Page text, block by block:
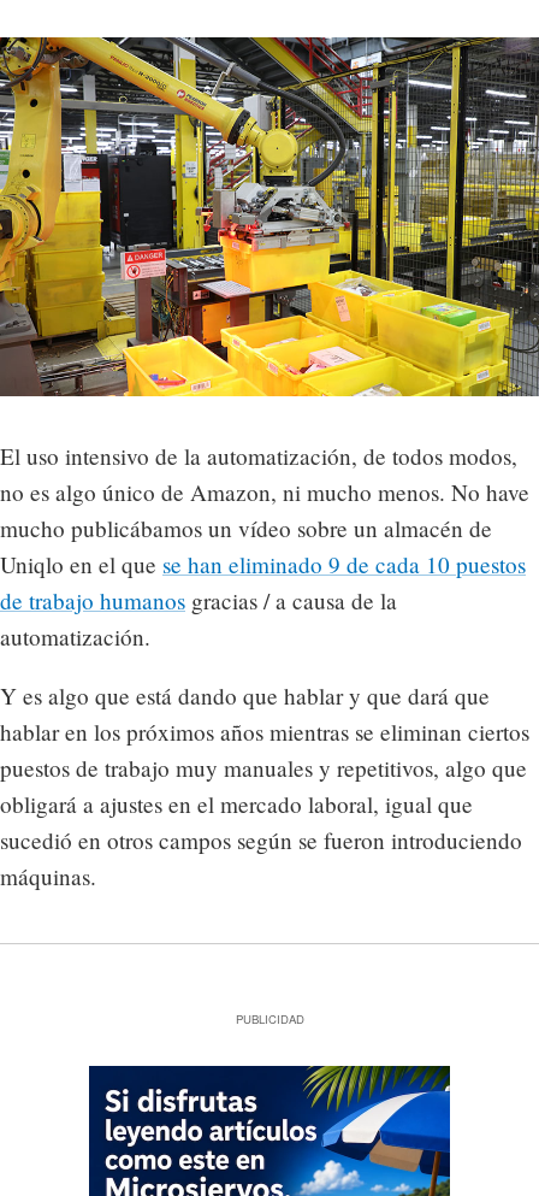
El uso intensivo de la automatización, de todos modos,
no es algo único de Amazon, ni mucho menos. No have
mucho publicábamos un vídeo sobre un almacén de
Uniqlo en el que se han eliminado 9 de cada 10 puestos
de trabajo humanos gracias / a causa de la
automatización.
Y es algo que está dando que hablar y que dará que
hablar en los próximos años mientras se eliminan ciertos
puestos de trabajo muy manuales y repetitivos, algo que
obligará a ajustes en el mercado laboral, igual que
sucedió en otros campos según se fueron introduciendo
máquinas.
PUBLICIDAD